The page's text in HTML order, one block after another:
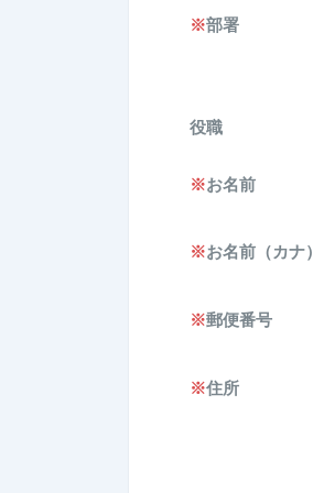
※部署
役職
※お名前
※お名前（カナ）
※郵便番号
※住所